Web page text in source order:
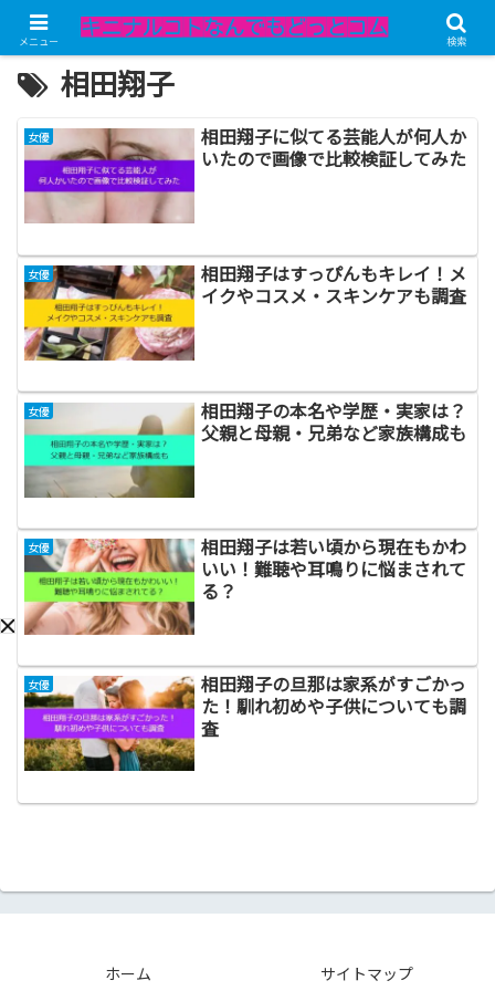
相田翔子
女優
相田翔子に似てる芸能人が何人か
いたので画像で比較検証してみた
女優
相田翔子はすっぴんもキレイ！メ
イクやコスメ・スキンケアも調査
女優
相田翔子の本名や学歴・実家は？
父親と母親・兄弟など家族構成も
女優
相田翔子は若い頃から現在もかわ
いい！難聴や耳鳴りに悩まされて
る？
女優
相田翔子の旦那は家系がすごかっ
た！馴れ初めや子供についても調
査
ホーム サイトマップ
メニュー 検索